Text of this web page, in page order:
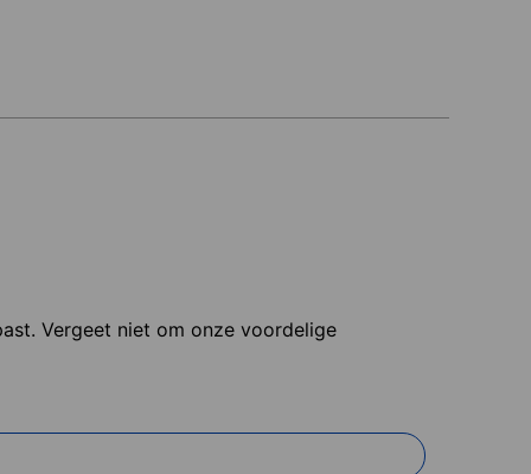
Vergeet niet om onze voordelige